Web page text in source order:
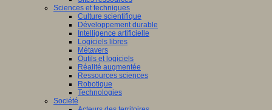
Sciences et techniques
Culture scientifique
Développement durable
Intelligence artificielle
Logiciels libres
Métavers
Outils et logiciels
Réalité augmentée
Ressources sciences
Robotique
Technologies
Société